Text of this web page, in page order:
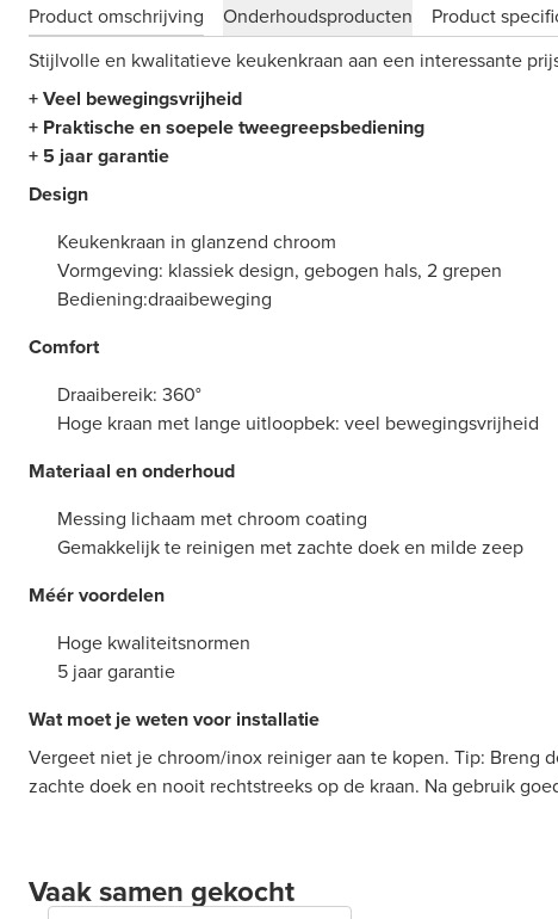
Product omschrijving Onderhoudsproducten Product
Stijlvolle en kwalitatieve keukenkraan aan een interessante
+ Veel bewegingsvrijheid
+ Praktische en soepele tweegreepsbediening
+ 5 jaar garantie
Design
Keukenkraan in glanzend chroom
Vormgeving: klassiek design, gebogen hals, 2 grepen
Bediening:draaibeweging
Comfort
Draaibereik: 360°
Hoge kraan met lange uitloopbek: veel bewegingsvrijheid
Materiaal en onderhoud
Messing lichaam met chroom coating
Gemakkelijk te reinigen met zachte doek en milde zeep
Méér voordelen
Hoge kwaliteitsnormen
5 jaar garantie
Wat moet je weten voor installatie
Vergeet niet je chroom/inox reiniger aan te kopen. Tip: Breng
zachte doek en nooit rechtstreeks op de kraan. Na gebruik
Vaak samen gekocht